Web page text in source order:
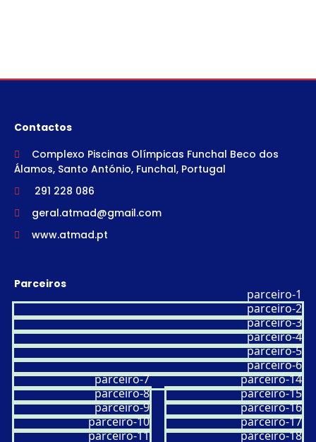
Contactos
Complexo Piscinas Olímpicas Funchal Beco dos
Álamos, Santo António, Funchal, Portugal
291 228 086
geral.atmad@gmail.com
www.atmad.pt
Parceiros